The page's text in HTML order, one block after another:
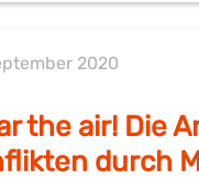
2020
the air! Die
durch